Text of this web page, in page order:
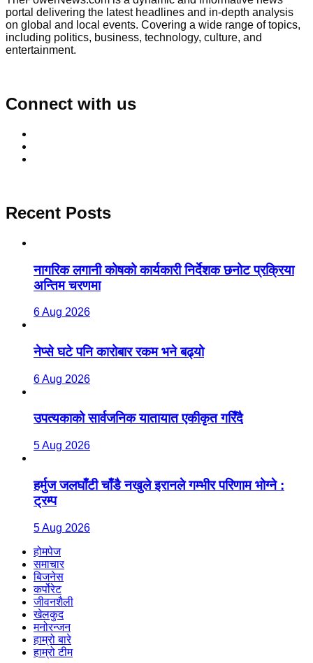
portal delivering the latest headlines and in-depth analysis
on global and local events. Covering a wide range of topics,
including politics, business, technology, culture, and
entertainment.
Connect with us
Recent Posts
नागरिक लगानी कोषको कार्यकारी निर्देशक छनोट प्रक्रिया
अन्तिम चरणमा
6 Aug 2026
नेप्से घटे पनि कारोबार रकम भने बढ्यो
6 Aug 2026
उपत्यकाको सार्वजनिक यातायात एकीकृत गरिँदै
5 Aug 2026
हर्मुज जलघाँटी चाँडै नखुले इरानले गम्भीर परिणाम भोग्ने :
ट्रम्प
5 Aug 2026
होमपेज
समाचार
बिजनेस
कर्पोरेट
जीवनशैली
खेलकुद
मनोरन्जन
हाम्रो बारे
हाम्रो टीम